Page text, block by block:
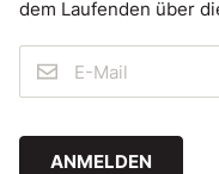
dem Laufenden über
ANMELDEN